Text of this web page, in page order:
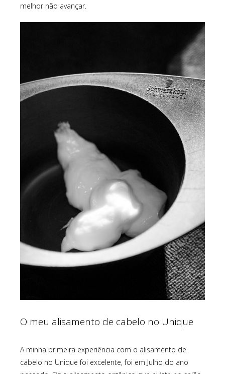
melhor não avançar.
O meu alisamento de cabelo no Unique
A minha primeira experiência com o alisamento de
cabelo no Unique foi excelente, foi em Julho do ano